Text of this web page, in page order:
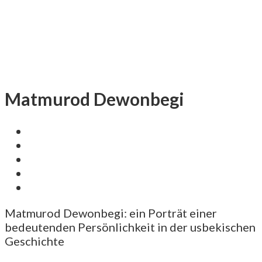
Matmurod Dewonbegi
Matmurod Dewonbegi: ein Porträt einer
bedeutenden Persönlichkeit in der usbekischen
Geschichte